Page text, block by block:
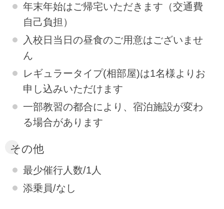
年末年始はご帰宅いただきます（交通費
自己負担）
入校日当日の昼食のご用意はございませ
ん
レギュラータイプ(相部屋)は1名様よりお
申し込みいただけます
一部教習の都合により、宿泊施設が変わ
る場合があります
その他
最少催行人数/1人
添乗員/なし